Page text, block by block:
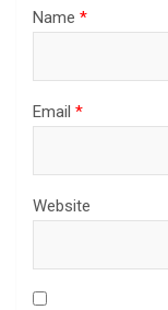
Name *
Email *
Website